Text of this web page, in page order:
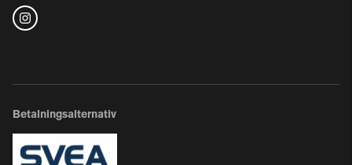
Betalningsalternativ